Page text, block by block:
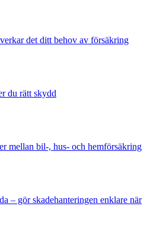
det ditt behov av försäkring
du rätt skydd
mellan bil-, hus- och hemförsäkring
– gör skadehanteringen enklare när